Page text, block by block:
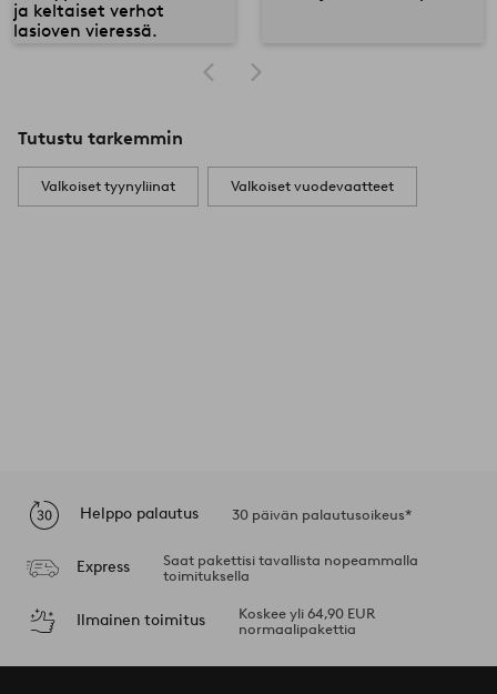
Tutustu tarkemmin
Valkoiset tyynyliinat Valkoiset vuodevaatteet
Helppo palautus 30 päivän palautusoikeus*
Express
Saat pakettisi tavallista nopeammalla
toimituksella
Ilmainen toimitus
Koskee yli 64,90 EUR
normaalipakettia